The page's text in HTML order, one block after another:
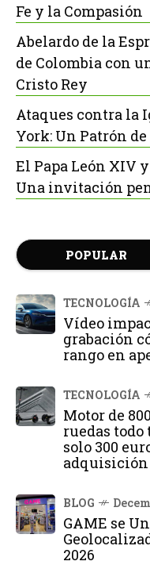
Fe y la Compasión
Abelardo de la
de Colombia con
Cristo Rey
Ataques contra la
York: Un Patrón
El Papa León XIV
Una invitación
POPULAR
TECNOLOGÍA
Vídeo
grabación
rango en
TECNOLOGÍA
Motor de
ruedas todo
solo 300
BLOG
GAME se
2026